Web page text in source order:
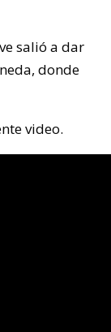
salió a dar
donde
video.